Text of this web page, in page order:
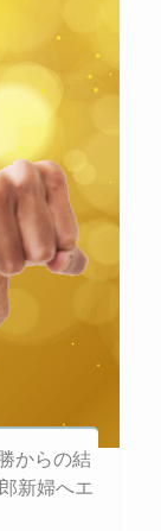
からの結
新婦へエ